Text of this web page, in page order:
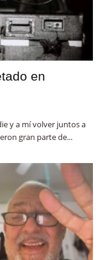
en
y a mí volver juntos a
gran parte de...